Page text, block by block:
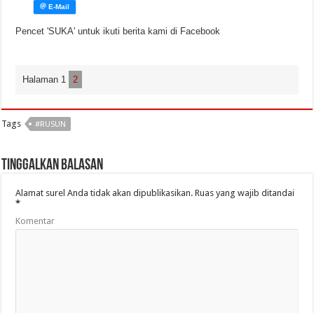
Pencet 'SUKA' untuk ikuti berita kami di Facebook
Halaman 1 2
Tags #RUSUN
Tinggalkan Balasan
Alamat surel Anda tidak akan dipublikasikan. Ruas yang wajib ditandai
*
Komentar